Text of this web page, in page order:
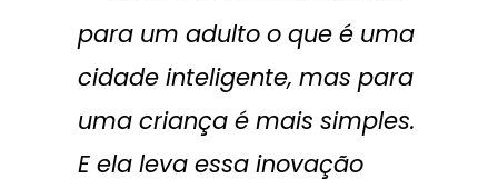
para um adulto o que é uma
cidade inteligente, mas para
uma criança é mais simples.
E ela leva essa inovação